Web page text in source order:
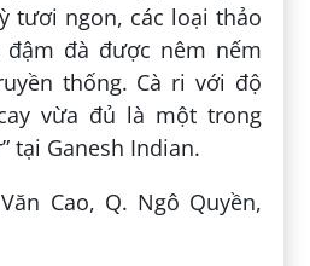
tươi ngon, các loại thảo
đà được nêm nếm
thống. Cà ri với độ
vừa đủ là một trong
tại Ganesh Indian.
Cao, Q. Ngô Quyền,